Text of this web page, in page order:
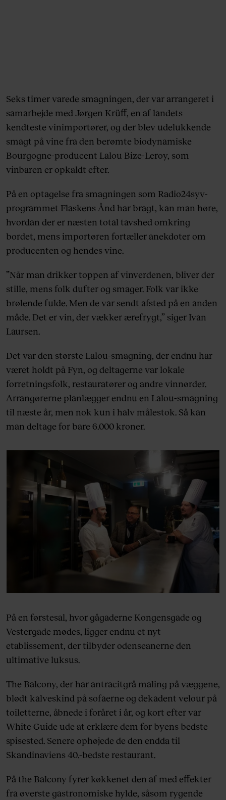
Seks timer varede smagningen, der var arrangeret i
samarbejde med Jørgen Krüff, en af landets
kendteste vinimportører, og der blev udelukkende
smagt på vine fra den berømte biodynamiske
Bourgogne-producent Lalou Bize-Leroy, som
vinbaren er opkaldt efter.
På en optagelse fra smagningen som Radio24syv-
programmet Flaskens Ånd har bragt, kan man høre,
hvordan der er næsten total tavshed omkring
bordet, mens importøren fortæller anekdoter om
producenten og hendes vine.
”Når man drikker toppen af vinverdenen, bliver der
stille, mens folk dufter og smager. Folk var ikke
brølende fulde. Men de var sendt afsted på en anden
måde. Det er vin, der vækker ærefrygt,” siger Ivan
Laursen.
Det var den største Lalou-smagning, der endnu har
været holdt på Fyn, og deltagerne var lokale
forretningsfolk, restauratører og andre vinnørder.
Arrangørerne planlægger endnu en Lalou-smagning
til næste år, men nok kun i halv målestok. Så kan
man deltage for bare 6.000 kroner.
På en førstesal, hvor gågaderne Kongensgade og
Vestergade mødes, ligger endnu et nyt
etablissement, der tilbyder odenseanerne den
ultimative luksus.
The Balcony, der har antracitgrå maling på væggene,
blødt kalveskind på sofaerne og dekadent velour på
toiletterne, åbnede i foråret i år, og kort efter var
White Guide ude at erklære dem for byens bedste
spisested. Senere ophøjede de den endda til
Skandinaviens 40.-bedste restaurant.
På the Balcony fyrer køkkenet den af med effekter
fra øverste gastronomiske hylde, såsom rygende